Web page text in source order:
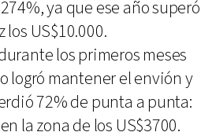
ya que ese año superó
US$10.000.
los primeros meses
logró mantener el envión y
72% de punta a punta:
la zona de los US$3700.